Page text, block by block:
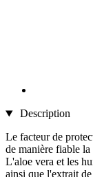
Description
Le facteur de
de manière fiable la
L'aloe vera et les
ainsi que l'extrait